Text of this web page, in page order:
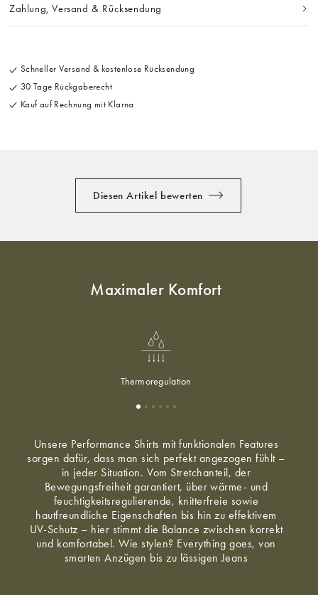
Zahlung, Versand & Rücksendung
Schneller Versand & kostenlose Rücksendung
30 Tage Rückgaberecht
Kauf auf Rechnung mit Klarna
Diesen Artikel bewerten
Maximaler Komfort
Thermoregulation
Unsere Performance Shirts mit funktionalen Features
sorgen dafür, dass man sich perfekt angezogen fühlt –
in jeder Situation. Vom Stretchanteil, der
Bewegungsfreiheit garantiert, über wärme- und
feuchtigkeitsregulierende, knitterfreie sowie
hautfreundliche Eigenschaften bis hin zu effektivem
UV-Schutz – hier stimmt die Balance zwischen korrekt
und komfortabel. Wie stylen? Everything goes, von
smarten Anzügen bis zu lässigen Jeans